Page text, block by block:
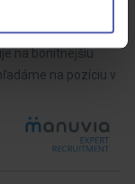
bankových
na bonitnejšiu
na pozíciu v